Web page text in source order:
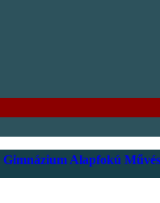
Alapfokú